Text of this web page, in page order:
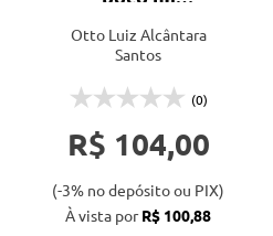
perfuração
Otto Luiz Alcântara
Santos
(0)
R$ 104,00
(-3% no depósito ou PIX)
À vista porR$ 100,88